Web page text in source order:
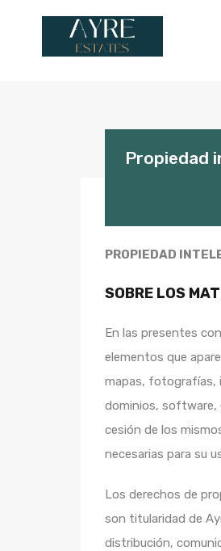
Propiedad
PROPIEDAD
SOBRE LOS
En las presentes
elementos que
mapas, fotografías,
dominios, software,
cesión de los
necesarias para su
Los derechos de
son titularidad de
distribución,